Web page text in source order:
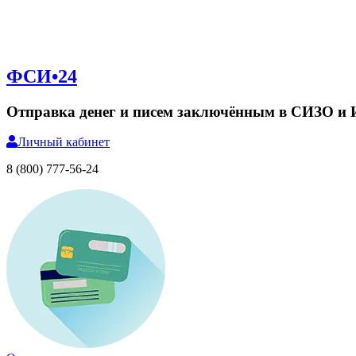
ФСИ•24
Отправка денег и писем заключённым в СИЗО и
Личный кабинет
8 (800) 777-56-24